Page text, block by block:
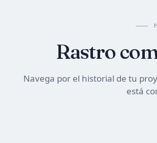
Rastro
Navega por el historial de tu
está